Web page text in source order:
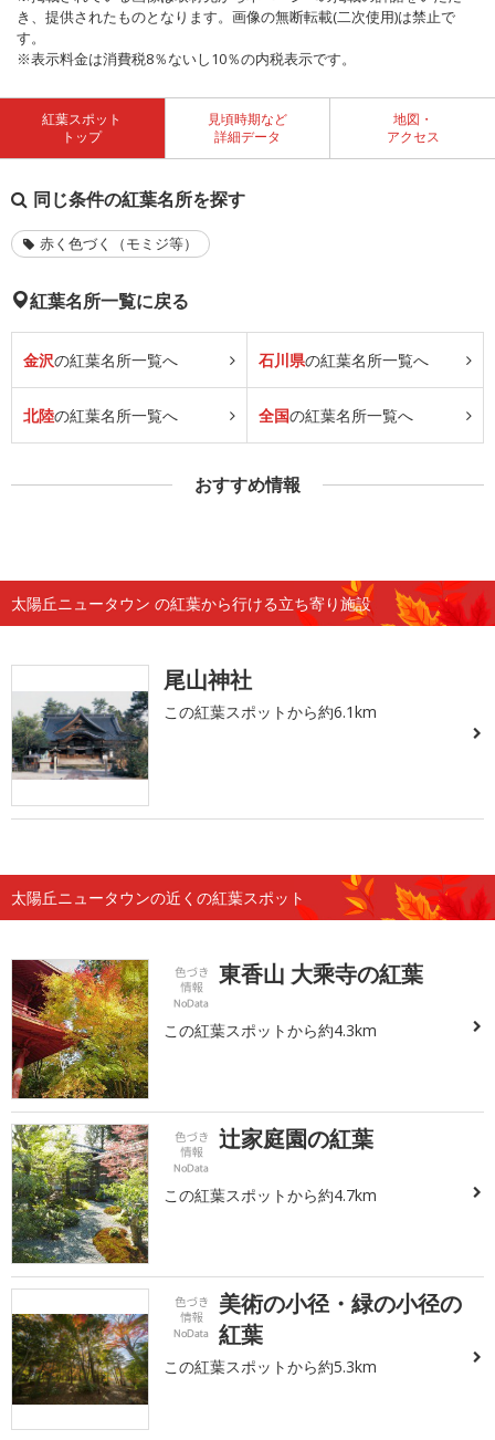
き、提供されたものとなります。画像の無断転載(二次使用)は禁止で
す。
※表示料金は消費税8％ないし10％の内税表示です。
紅葉スポット
トップ
見頃時期など
詳細データ
地図・
アクセス
同じ条件の紅葉名所を探す
赤く色づく（モミジ等）
紅葉名所一覧に戻る
金沢の紅葉名所一覧へ 石川県の紅葉名所一覧へ
北陸の紅葉名所一覧へ 全国の紅葉名所一覧へ
おすすめ情報
太陽丘ニュータウン の紅葉から行ける立ち寄り施設
尾山神社
この紅葉スポットから約6.1km
太陽丘ニュータウンの近くの紅葉スポット
東香山 大乘寺の紅葉
この紅葉スポットから約4.3km
辻家庭園の紅葉
この紅葉スポットから約4.7km
美術の小径・緑の小径の
紅葉
この紅葉スポットから約5.3km